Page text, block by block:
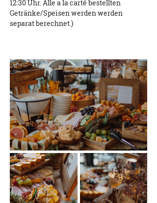
12:30 Uhr. Alle a la carté bestellten
Getränke/Speisen werden werden
separat berechnet.)